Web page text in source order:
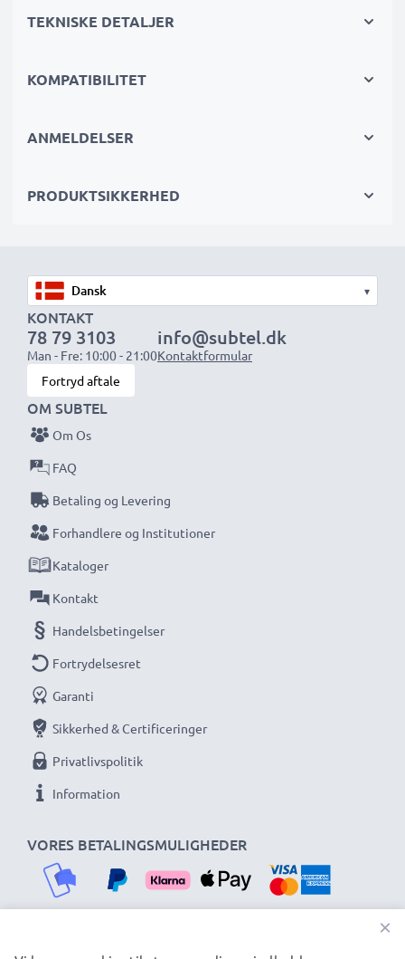
Tekniske batteri specifikationer:
Spænding: 3.6V - 3.7V
Dimensioner: 49.56 x 36.12 x 6.46mm
★ 3 års garanti ★
Vi har siden 2004 ageret som international
specialforhandler og vi ved, hvad det kommer an på
ved højkvalitetsprodukter. Derfor giver vi dig en
garanti på 36 måneder!
TEKNISKE DETALJER
KOMPATIBILITET
ANMELDELSER
PRODUKTSIKKERHED
▾
KONTAKT
78 79 3103
Man - Fre: 10:00 - 21:00
info@subtel.dk
Kontaktformular
Fortryd aftale
VORES BETALINGSMULIGHEDER
OM SUBTEL
Om Os
FAQ
Betaling og Levering
Forhandlere og Institutioner
Kataloger
Kontakt
Handelsbetingelser
Fortrydelsesret
Garanti
Sikkerhed & Certificeringer
Privatlivspolitik
Information
×